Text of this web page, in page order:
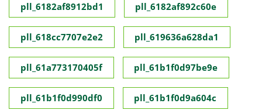
pll_6182af8912bd1 pll_6182af892c60e
pll_618cc7707e2e2 pll_619636a628da1
pll_61a773170405f pll_61b1f0d97be9e
pll_61b1f0d990df0 pll_61b1f0d9a604c